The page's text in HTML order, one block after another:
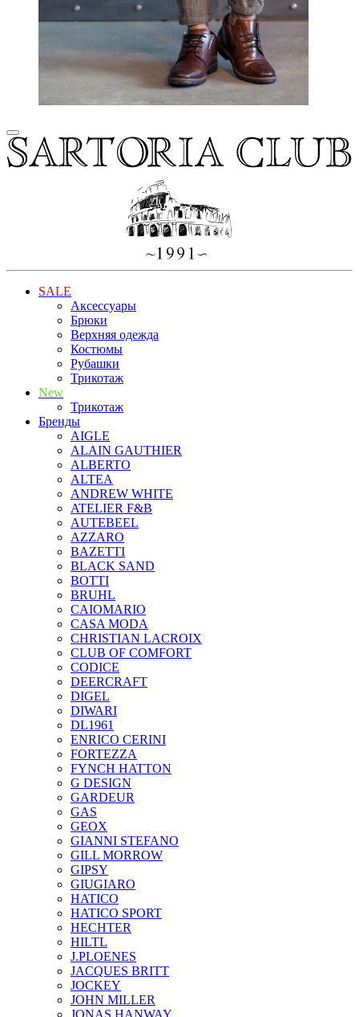
SALE
Аксессуары
Брюки
Верхняя одежда
Костюмы
Рубашки
Трикотаж
New
Трикотаж
Бренды
AIGLE
ALAIN GAUTHIER
ALBERTO
ALTEA
ANDREW WHITE
ATELIER F&B
AUTEBEEL
AZZARO
BAZETTI
BLACK SAND
BOTTI
BRUHL
CAIOMARIO
CASA MODA
CHRISTIAN LACROIX
CLUB OF COMFORT
CODICE
DEERCRAFT
DIGEL
DIWARI
DL1961
ENRICO CERINI
FORTEZZA
FYNCH HATTON
G DESIGN
GARDEUR
GAS
GEOX
GIANNI STEFANO
GILL MORROW
GIPSY
GIUGIARO
HATICO
HATICO SPORT
HECHTER
HILTL
J.PLOENES
JAСQUES BRITT
JOCKEY
JOHN MILLER
JONAS HANWAY